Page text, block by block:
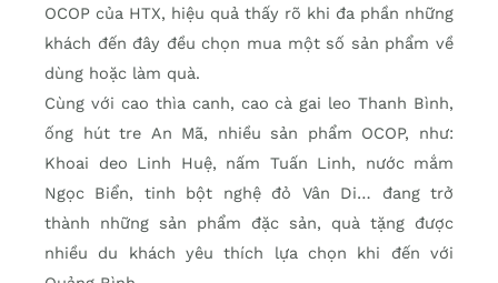
OCOP của HTX, hiệu quả thấy rõ khi đa phần những
khách đến đây đều chọn mua một số sản phẩm về
dùng hoặc làm quà.
Cùng với cao thìa canh, cao cà gai leo Thanh Bình,
ống hút tre An Mã, nhiều sản phẩm OCOP, như:
Khoai deo Linh Huệ, nấm Tuấn Linh, nước mắm
Ngọc Biển, tinh bột nghệ đỏ Vân Di… đang trở
thành những sản phẩm đặc sản, quà tặng được
nhiều du khách yêu thích lựa chọn khi đến với